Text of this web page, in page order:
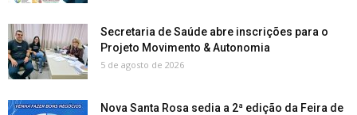
Secretaria de Saúde abre inscrições para o
Projeto Movimento & Autonomia
5 de agosto de 2026
Nova Santa Rosa sedia a 2ª edição da Feira de